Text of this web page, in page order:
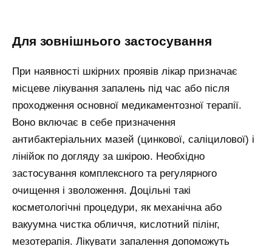
для зовнішнього застосування
При наявності шкірних проявів лікар призначає
місцеве лікування запалень під час або після
проходження основної медикаментозної терапії.
Воно включає в себе призначення
антибактеріальних мазей (цинкової, саліцилової) і
лінійок по догляду за шкірою. Необхідно
застосування комплексного та регулярного
очищення і зволоження. Доцільні такі
косметологічні процедури, як механічна або
вакуумна чистка обличчя, кислотний пілінг,
мезотерапія. Лікувати запалення допоможуть